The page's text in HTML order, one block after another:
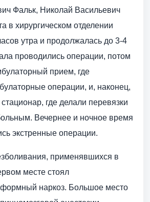
Фальк, Николай Васильевич
в хирургическом отделении
утра и продолжалась до 3-4
проводились операции, потом
прием, где
операции, и, наконец,
где делали перевязки
Вечернее и ночное время
экстренные операции.
применявшихся в
месте стоял
наркоз. Большое место